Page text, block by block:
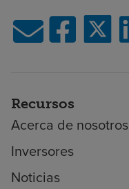
Recursos
Acerca de nosotros
Inversores
Noticias